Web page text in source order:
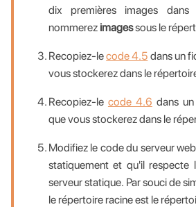
dix premières images
nommerez imagessous le
Recopiez-lecode 4.5 dans un
vous stockerez dans le
Recopiez-le code 4.6 dans
que vous stockerez dans le
Modifiez le code du serveur
statiquement et qu'il respecte
serveur statique. Par souci de
le répertoire racine est le